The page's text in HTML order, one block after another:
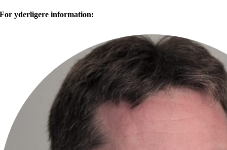
For yderligere information: